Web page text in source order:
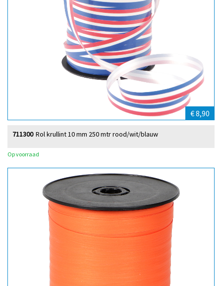
€ 8,90
Rol krullint 10 mm 250 mtr rood/wit/blauw
711300
Op voorraad